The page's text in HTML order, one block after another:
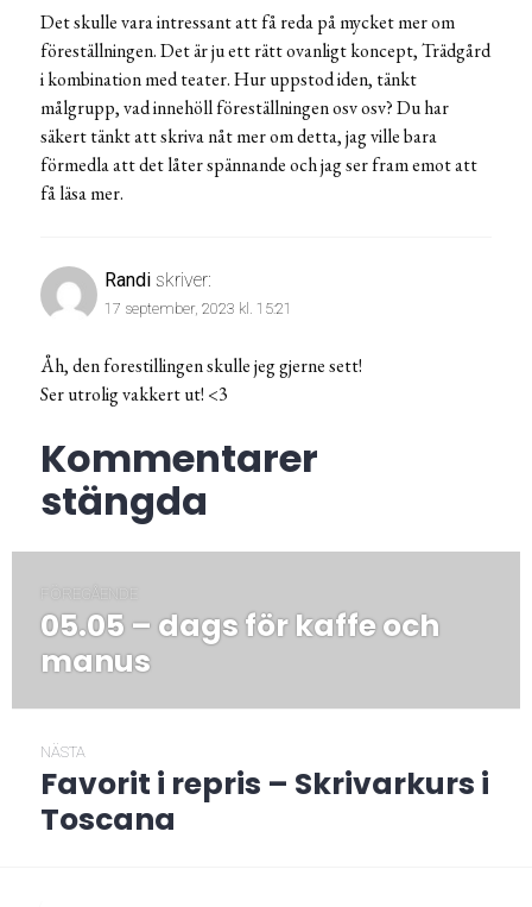
Det skulle vara intressant att få reda på mycket mer om
föreställningen. Det är ju ett rätt ovanligt koncept, Trädgård
i kombination med teater. Hur uppstod iden, tänkt
målgrupp, vad innehöll föreställningen osv osv? Du har
säkert tänkt att skriva nåt mer om detta, jag ville bara
förmedla att det låter spännande och jag ser fram emot att
få läsa mer.
Randi skriver:
17 september, 2023 kl. 15:21
Åh, den forestillingen skulle jeg gjerne sett!
Ser utrolig vakkert ut! <3
Kommentarer
stängda
FÖREGÅENDE
Föregående
post:
05.05 – dags för kaffe och
manus
NÄSTA
Nästa
post:
Favorit i repris – Skrivarkurs i
Toscana